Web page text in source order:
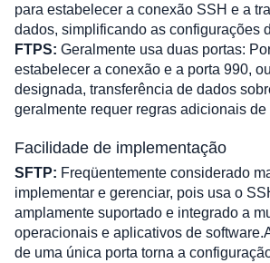
para estabelecer a conexão SSH e a
dados, simplificando as configurações
FTPS: Geralmente usa duas portas:
estabelecer a conexão e a porta 990,
designada, transferência de dados
geralmente requer regras adicionais de
Facilidade de implementação
SFTP: Freqüentemente considerado
implementar e gerenciar, pois usa o
amplamente suportado e integrado a
operacionais e aplicativos de
de uma única porta torna a